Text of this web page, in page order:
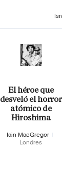
El héroe que
desveló el horror
atómico de
Hiroshima
Iain MacGregor
Londres